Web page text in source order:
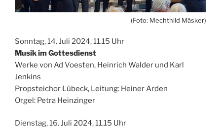
(Foto: Mechthild Mäsker)
Sonntag, 14. Juli 2024, 11.15 Uhr
Musik im Gottesdienst
Werke von Ad Voesten, Heinrich Walder und Karl
Jenkins
Propsteichor Lübeck, Leitung: Heiner Arden
Orgel: Petra Heinzinger
Dienstag, 16. Juli 2024, 11.15 Uhr